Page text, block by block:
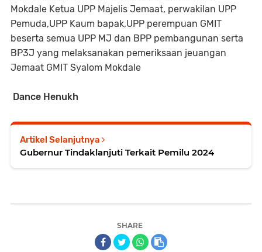
Mokdale Ketua UPP Majelis Jemaat, perwakilan UPP
Pemuda,UPP Kaum bapak,UPP perempuan GMIT
beserta semua UPP MJ dan BPP pembangunan serta
BP3J yang melaksanakan pemeriksaan jeuangan
Jemaat GMIT Syalom Mokdale
Dance Henukh
Artikel Selanjutnya
Gubernur Tindaklanjuti Terkait Pemilu 2024
SHARE